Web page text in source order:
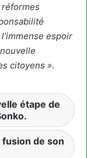
réformes
espoir
citoyens ».
étape de
fusion de son